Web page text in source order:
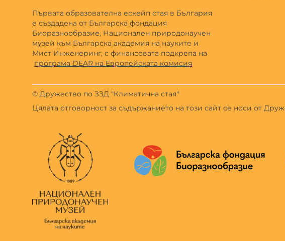
Първата образователна ескейп стая в България
е създадена от Българска фондация
Биоразнообразие, Национален природонаучен
музей към Българска академия на науките и
Мист Инженеринг, с финансовата подкрепа на
програма DEAR на Европейската комисия
© Дружество по ЗЗД "Климатична стая"
Цялата отговорност за съдържанието на този сайт се носи от